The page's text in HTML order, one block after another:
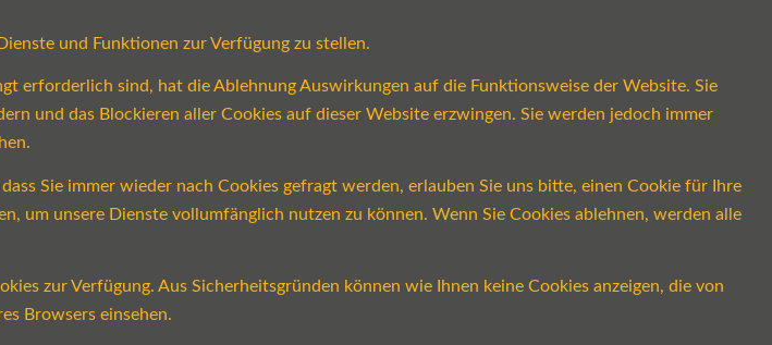
und Funktionen zur Verfügung zu stellen.
erforderlich sind, hat die Ablehnung Auswirkungen auf die Funktionsweise der Website. Sie
und das Blockieren aller Cookies auf dieser Website erzwingen. Sie werden jedoch immer
Sie immer wieder nach Cookies gefragt werden, erlauben Sie uns bitte, einen Cookie für Ihre
um unsere Dienste vollumfänglich nutzen zu können. Wenn Sie Cookies ablehnen, werden alle
zur Verfügung. Aus Sicherheitsgründen können wie Ihnen keine Cookies anzeigen, die von
Browsers einsehen.